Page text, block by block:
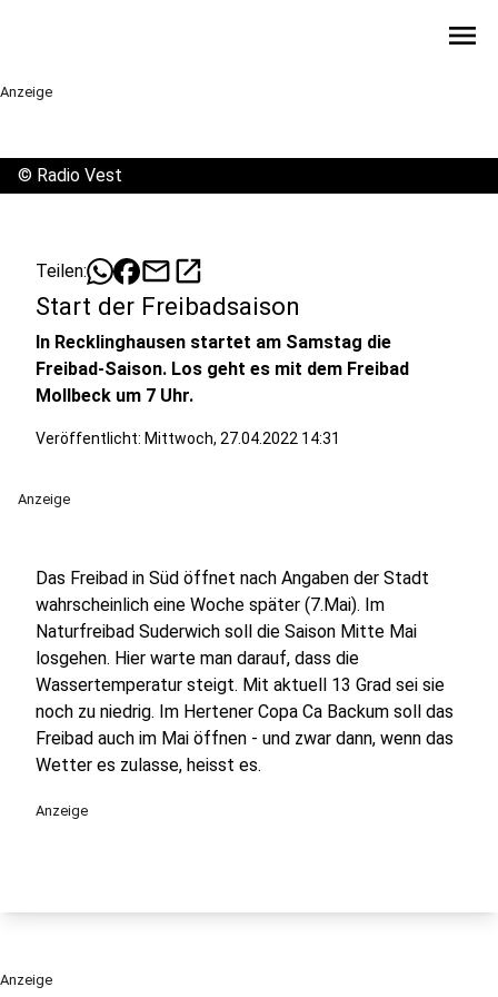
menu
Anzeige
© Radio Vest
Teilen: mailopen_in_new
Start der Freibadsaison
In Recklinghausen startet am Samstag die
Freibad-Saison. Los geht es mit dem Freibad
Mollbeck um 7 Uhr.
Veröffentlicht: Mittwoch, 27.04.2022 14:31
Anzeige
Das Freibad in Süd öffnet nach Angaben der Stadt
wahrscheinlich eine Woche später (7.Mai). Im
Naturfreibad Suderwich soll die Saison Mitte Mai
losgehen. Hier warte man darauf, dass die
Wassertemperatur steigt. Mit aktuell 13 Grad sei sie
noch zu niedrig. Im Hertener Copa Ca Backum soll das
Freibad auch im Mai öffnen - und zwar dann, wenn das
Wetter es zulasse, heisst es.
Anzeige
Anzeige